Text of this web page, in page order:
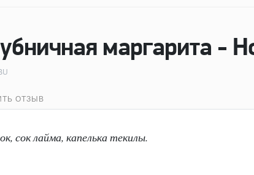
маргарита -
ОТЗЫВ
сок лайма, капелька текилы.